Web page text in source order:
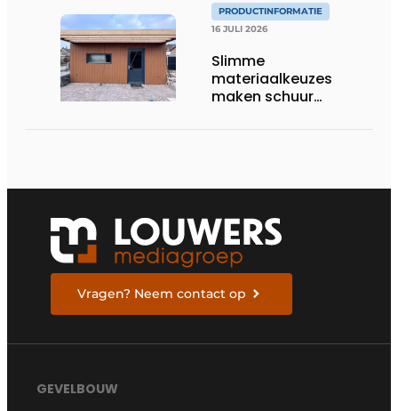
PRODUCTINFORMATIE
16 JULI 2026
Slimme
materiaalkeuzes
maken schuur
Vragen? Neem contact op
GEVELBOUW